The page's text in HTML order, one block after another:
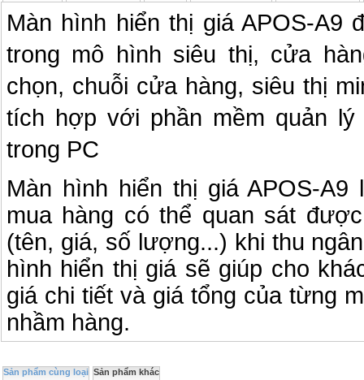
Màn hình hiển thị giá APOS-A9
trong mô hình siêu thị, cửa
chọn, chuỗi cửa hàng, siêu thị
tích hợp với phần mềm quản
trong PC
Màn hình hiển thị giá APOS-
mua hàng có thể quan sát
(tên, giá, số lượng...) khi thu
hình hiển thị giá sẽ giúp cho
giá chi tiết và giá tổng của từng
nhầm hàng.
Sản phẩm cùng loại Sản phẩm khác